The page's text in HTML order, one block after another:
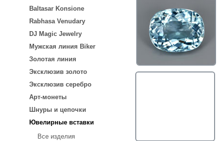
Baltasar Konsione
Rabhasa Venudary
DJ Magic Jewelry
Мужская линия Biker
Золотая линия
Эксклюзив золото
Эксклюзив серебро
Арт-монеты
Шнуры и цепочки
Ювелирные вставки
Все изделия